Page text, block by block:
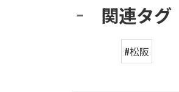
関連タグ
#松阪